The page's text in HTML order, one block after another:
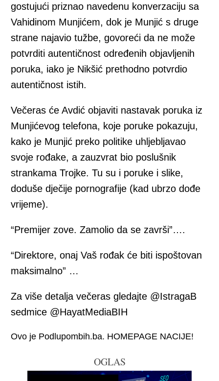
gostujući priznao navedenu konverzaciju sa
Vahidinom Munjićem, dok je Munjić s druge
strane najavio tužbe, govoreći da ne može
potvrditi autentičnost određenih objavljenih
poruka, iako je Nikšić prethodno potvrdio
autentičnost istih.
Večeras će Avdić objaviti nastavak poruka iz
Munjićevog telefona, koje poruke pokazuju,
kako je Munjić preko politike uhljebljavao
svoje rođake, a zauzvrat bio poslušnik
strankama Trojke. Tu su i poruke i slike,
doduše dječije pornografije (kad ubrzo dođe
vrijeme).
“Premijer zove. Zamolio da se završi”….
“Direktore, onaj Vaš rođak će biti ispoštovan
maksimalno” …
Za više detalja večeras gledajte @IstragaB
sedmice @HayatMediaBIH
Ovo je Podlupombih.ba. HOMEPAGE NACIJE!
OGLAS